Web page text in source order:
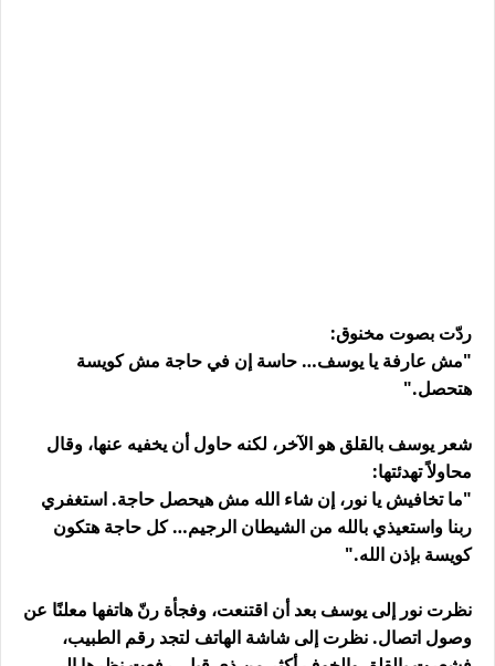
ردّت بصوت مخنوق:
"مش عارفة يا يوسف… حاسة إن في حاجة مش كويسة
هتحصل."
شعر يوسف بالقلق هو الآخر، لكنه حاول أن يخفيه عنها، وقال
محاولاً تهدئتها:
"ما تخافيش يا نور، إن شاء الله مش هيحصل حاجة. استغفري
ربنا واستعيذي بالله من الشيطان الرجيم… كل حاجة هتكون
كويسة بإذن الله."
نظرت نور إلى يوسف بعد أن اقتنعت، وفجأة رنّ هاتفها معلنًا عن
وصول اتصال. نظرت إلى شاشة الهاتف لتجد رقم الطبيب،